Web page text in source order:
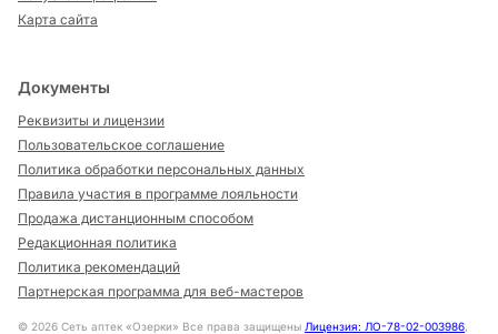
Карта сайта
Документы
Реквизиты и лицензии
Пользовательское соглашение
Политика обработки персональных данных
Правила участия в программе лояльности
Продажа дистанционным способом
Редакционная политика
Политика рекомендаций
Партнерская программа для веб-мастеров
© 2026 Сеть аптек «Озерки» Все права защищены Лицензия: ЛО-78-02-003986,